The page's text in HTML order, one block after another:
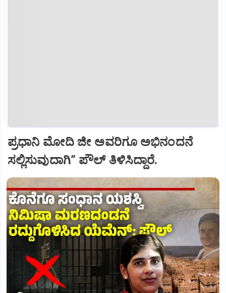
ಪ್ರಧಾನಿ ಮೋದಿ ಜೀ ಅವರಿಗೂ ಅಭಿನಂದನೆ
ಸಲ್ಲಿಸುವುದಾಗಿ” ಪೌಲ್‌ ತಿಳಿಸಿದ್ದಾರೆ.